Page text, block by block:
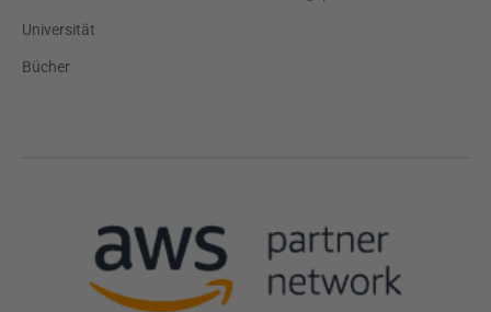
Universität
Bücher